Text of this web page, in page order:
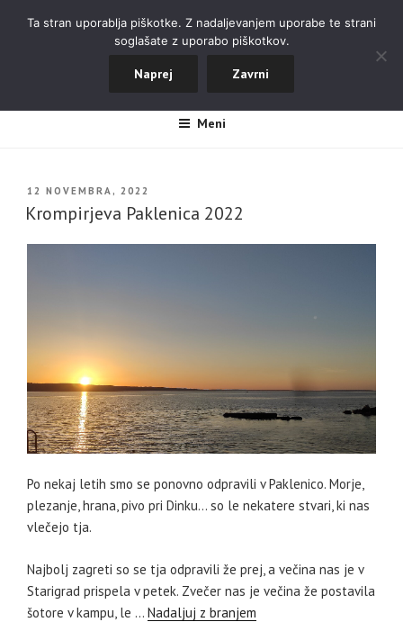
ALPINISTIČNI ODSEK NOVA
Meni
OBJAVLJENO
DNE
12 NOVEMBRA, 2022
Krompirjeva Paklenica 2022
Po nekaj letih smo se ponovno odpravili v Paklenico. Morje,
plezanje, hrana, pivo pri Dinku… so le nekatere stvari, ki nas
vlečejo tja.
Najbolj zagreti so se tja odpravili že prej, a večina nas je v
Starigrad prispela v petek. Zvečer nas je večina že postavila
šotore v kampu, le … Nadaljuj z branjem
Ta stran uporablja piškotke. Z nadaljevanjem uporabe te strani
soglašate z uporabo piškotkov.
Naprej Zavrni